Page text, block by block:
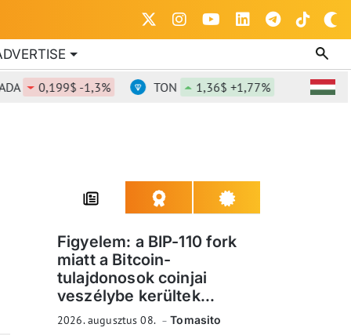
0,199$ -1,3% TON 1,36$ +1,77% DOT
Figyelem: a BIP-110 fork
miatt a Bitcoin-
tulajdonosok coinjai
veszélybe kerültek...
2026. augusztus 08. Tomasito